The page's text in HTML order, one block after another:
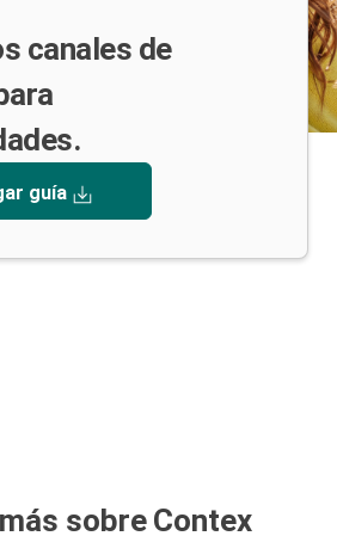
canales de
guía
sobre Contex